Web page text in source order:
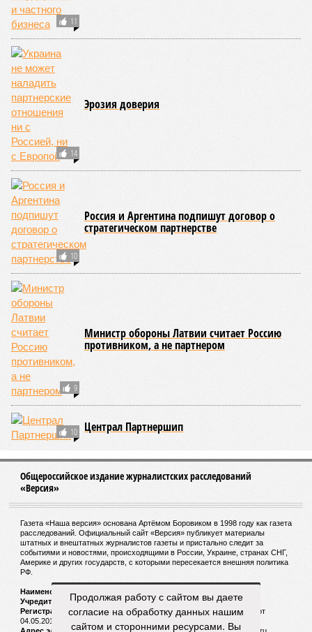
11
14
Эрозия доверия
10
Россия и Аргентина подпишут договор о
стратегическом партнерстве
9
Министр обороны Латвии считает Россию
противником, а не партнером
10 Централ Партнершип
Общероссийское издание журналистских расследований
«Версия»
Газета «Наша версия» основана Артёмом Боровиком в 1998 году как газета
расследований. Официальный сайт «Версия» публикует материалы
штатных и внештатных журналистов газеты и пристально следит за
событиями и новостями, происходящими в России, Украине, странах СНГ,
Америке и других государств, с которыми пересекается внешняя политика
РФ.
Наименование:
Учредитель:
ООО «Версия»,Главный редактор:Горевой Р. Г.
Регистрационный номер Роскомнадзора:ЭЛ № ФС 77 - 72681 от
04.05.2018 г.
Продолжая работу с сайтом вы даете
согласие на обработку данных нашим
сайтом и сторонними ресурсами. Вы